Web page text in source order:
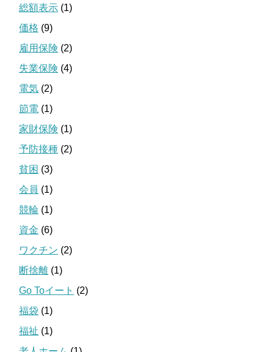
総額表示 (1)
価格 (9)
雇用保険 (2)
失業保険 (4)
電気 (2)
節電 (1)
家財保険 (1)
予防接種 (2)
貧困 (3)
会員 (1)
競輪 (1)
資金 (6)
ワクチン (2)
断捨離 (1)
Go Toイート (2)
福袋 (1)
福祉 (1)